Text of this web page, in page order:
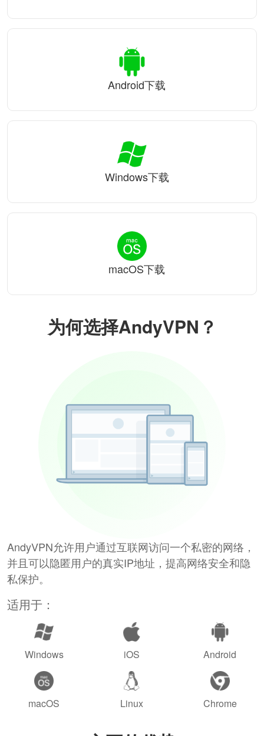
为何选择AndyVPN？
AndyVPN允许用户通过互联网访问一个私密的网络，
并且可以隐匿用户的真实IP地址，提高网络安全和隐
私保护。
适用于：
Windows iOS Android
macOS Linux Chrome
Android下载
Windows下载
macOS下载